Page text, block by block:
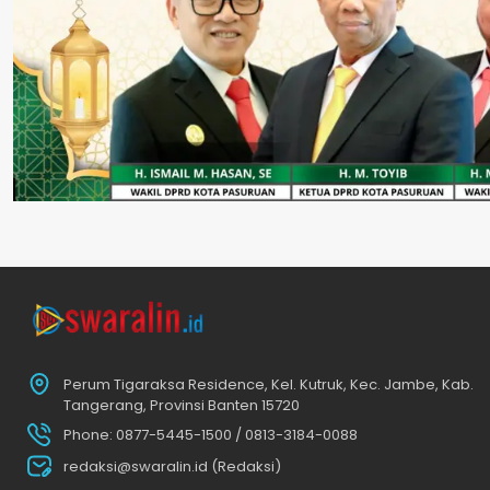
Perum Tigaraksa Residence, Kel. Kutruk, Kec. Jambe, Kab.
Tangerang, Provinsi Banten 15720
Phone: 0877-5445-1500 / 0813-3184-0088
redaksi@swaralin.id (Redaksi)